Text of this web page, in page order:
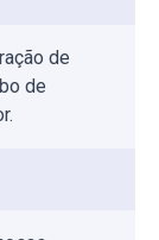
de
de